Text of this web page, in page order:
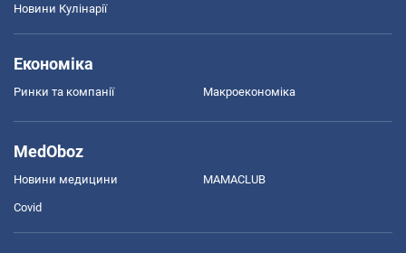
Новини Кулінарії
Економіка
Ринки та компанії Макроекономіка
MedOboz
Новини медицини MAMACLUB
Covid